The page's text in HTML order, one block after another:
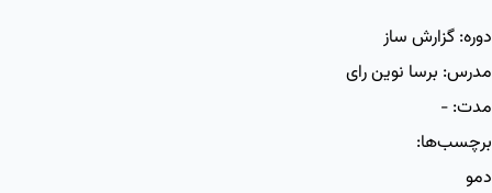
دوره: گزارش ساز
مدرس: برسا نوین رای
مدت: -
برچسب‌ها:
دمو